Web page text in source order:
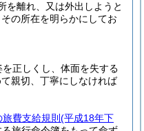
を離れ、又は外出しようと
の所在を明らかにしてお
正しくし、体面を失する
親切、丁寧にしなければ
費支給規則 (平成18年下